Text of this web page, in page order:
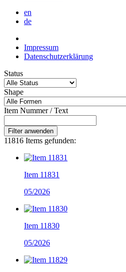
en
de
Impressum
Datenschutzerklärung
Status
Shape
Item Nummer / Text
Filter anwenden
11816 Items gefunden:
Item 11831
05/2026
Item 11830
05/2026